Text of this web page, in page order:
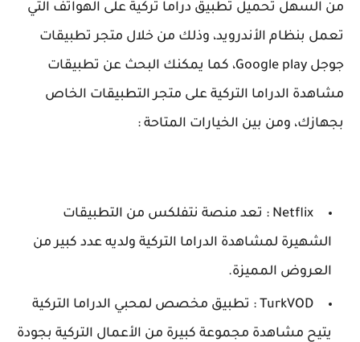
من السهل تحميل تطبيق دراما تركية على الهواتف التي
تعمل بنظام الأندرويد، وذلك من خلال متجر تطبيقات
جوجل Google play، كما يمكنك البحث عن تطبيقات
مشاهدة الدراما التركية على متجر التطبيقات الخاص
بجهازك، ومن بين الخيارات المتاحة :
Netflix : تعد منصة نتفلكس من التطبيقات
الشهيرة لمشاهدة الدراما التركية ولديه عدد كبير من
العروض المميزة.
TurkVOD : تطبيق مخصص لمحبي الدراما التركية
يتيح مشاهدة مجموعة كبيرة من الأعمال التركية بجودة